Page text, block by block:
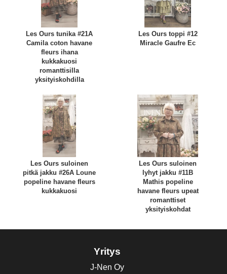
Les Ours tunika #21A
Camila coton havane
fleurs ihana
kukkakuosi
romanttisilla
yksityiskohdilla
Les Ours toppi #12
Miracle Gaufre Ec
Les Ours suloinen
pitkä jakku #26A Loune
popeline havane fleurs
kukkakuosi
Les Ours suloinen
lyhyt jakku #11B
Mathis popeline
havane fleurs upeat
romanttiset
yksityiskohdat
Yritys
J-Nen Oy